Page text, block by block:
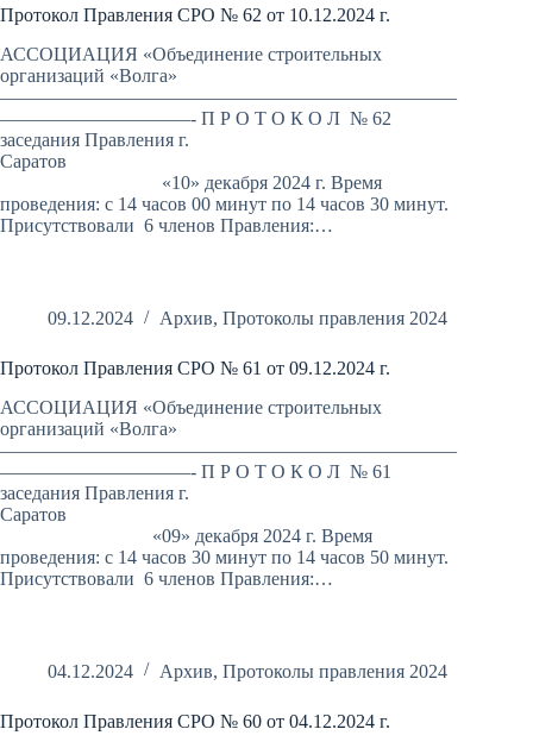
Протокол Правления СРО № 62 от 10.12.2024 г.
АССОЦИАЦИЯ «Объединение строительных
организаций «Волга»
————————————————————————
——————————- П Р О Т О К О Л № 62
заседания Правления г.
Саратов
«10» декабря 2024 г. Время
проведения: с 14 часов 00 минут по 14 часов 30 минут.
Присутствовали 6 членов Правления:…
09.12.2024 Архив, Протоколы правления 2024
Протокол Правления СРО № 61 от 09.12.2024 г.
АССОЦИАЦИЯ «Объединение строительных
организаций «Волга»
————————————————————————
——————————- П Р О Т О К О Л № 61
заседания Правления г.
Саратов
«09» декабря 2024 г. Время
проведения: с 14 часов 30 минут по 14 часов 50 минут.
Присутствовали 6 членов Правления:…
04.12.2024 Архив, Протоколы правления 2024
Протокол Правления СРО № 60 от 04.12.2024 г.